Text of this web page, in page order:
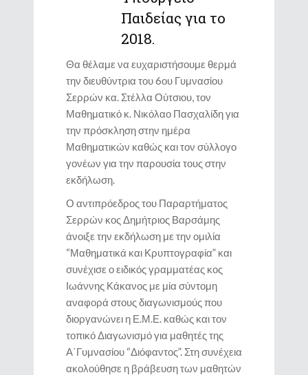
Παιδείας για το
2018.
Θα θέλαμε να ευχαριστήσουμε θερμά
την διευθύντρια του 6ου Γυμνασίου
Σερρών κα. Στέλλα Ούτσιου, τον
Μαθηματικό κ. Νικόλαο Πασχαλίδη για
την πρόσκληση στην ημέρα
Μαθηματικών καθώς και τον σύλλογο
γονέων για την παρουσία τους στην
εκδήλωση.
Ο αντιπρόεδρος του Παραρτήματος
Σερρών κος Δημήτριος Βαρσάμης
άνοιξε την εκδήλωση με την ομιλία
“Μαθηματικά και Κρυπτογραφία” και
συνέχισε ο ειδικός γραμματέας κος
Ιωάννης Κάκανος με μία σύντομη
αναφορά στους διαγωνισμούς που
διοργανώνει η Ε.Μ.Ε. καθώς και τον
τοπικό Διαγωνισμό για μαθητές της
Α΄Γυμνασίου “Διόφαντος”. Στη συνέχεια
ακολούθησε η βράβευση των μαθητών